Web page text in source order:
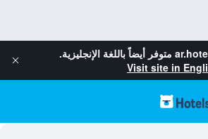
متوفر أيضاً باللغة الإنجليزية.
Visit site in